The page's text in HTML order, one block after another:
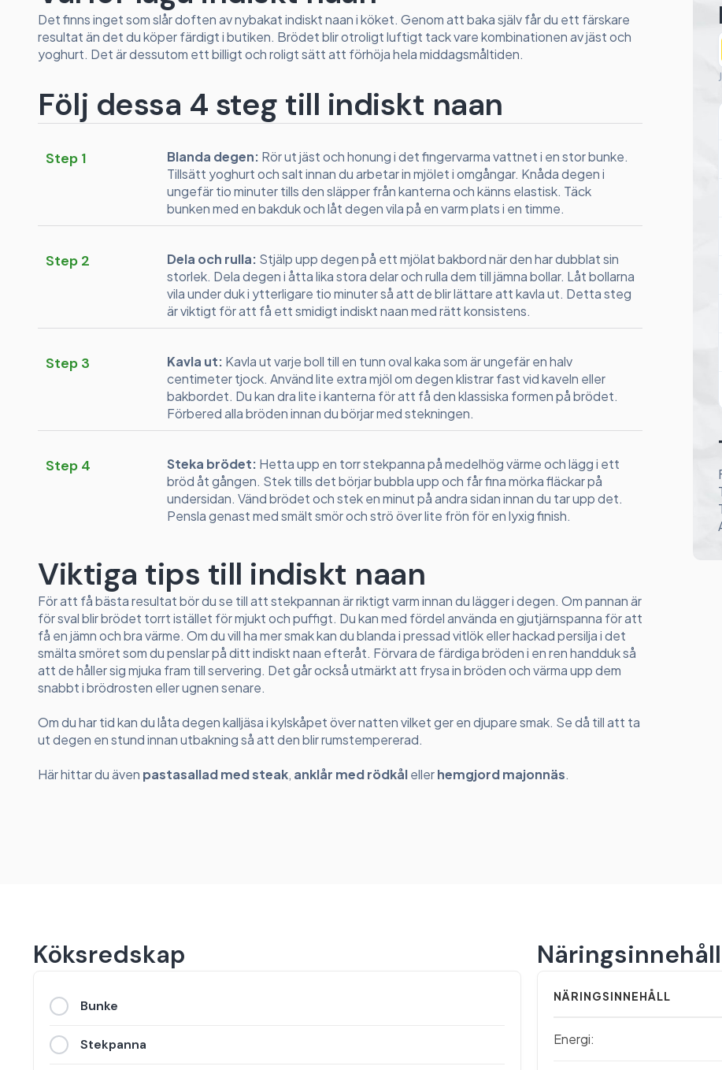
Det finns inget som slår doften av nybakat indiskt naan i köket. Genom att baka själv får du ett färskare
resultat än det du köper färdigt i butiken. Brödet blir otroligt luftigt tack vare kombinationen av jäst och
yoghurt. Det är dessutom ett billigt och roligt sätt att förhöja hela middagsmåltiden.
Följ dessa 4 steg till indiskt naan
Step 1 Blanda degen: Rör ut jäst och honung i det fingervarma vattnet i en stor bunke.
Tillsätt yoghurt och salt innan du arbetar in mjölet i omgångar. Knåda degen i
ungefär tio minuter tills den släpper från kanterna och känns elastisk. Täck
bunken med en bakduk och låt degen vila på en varm plats i en timme.
Step 2 Dela och rulla: Stjälp upp degen på ett mjölat bakbord när den har dubblat sin
storlek. Dela degen i åtta lika stora delar och rulla dem till jämna bollar. Låt bollarna
vila under duk i ytterligare tio minuter så att de blir lättare att kavla ut. Detta steg
är viktigt för att få ett smidigt indiskt naan med rätt konsistens.
Step 3 Kavla ut: Kavla ut varje boll till en tunn oval kaka som är ungefär en halv
centimeter tjock. Använd lite extra mjöl om degen klistrar fast vid kaveln eller
bakbordet. Du kan dra lite i kanterna för att få den klassiska formen på brödet.
Förbered alla bröden innan du börjar med stekningen.
Step 4 Steka brödet: Hetta upp en torr stekpanna på medelhög värme och lägg i ett
bröd åt gången. Stek tills det börjar bubbla upp och får fina mörka fläckar på
undersidan. Vänd brödet och stek en minut på andra sidan innan du tar upp det.
Pensla genast med smält smör och strö över lite frön för en lyxig finish.
Viktiga tips till indiskt naan
För att få bästa resultat bör du se till att stekpannan är riktigt varm innan du lägger i degen. Om pannan är
för sval blir brödet torrt istället för mjukt och puffigt. Du kan med fördel använda en gjutjärnspanna för att
få en jämn och bra värme. Om du vill ha mer smak kan du blanda i pressad vitlök eller hackad persilja i det
smälta smöret som du penslar på ditt indiskt naan efteråt. Förvara de färdiga bröden i en ren handduk så
att de håller sig mjuka fram till servering. Det går också utmärkt att frysa in bröden och värma upp dem
snabbt i brödrosten eller ugnen senare.
Om du har tid kan du låta degen kalljäsa i kylskåpet över natten vilket ger en djupare smak. Se då till att ta
ut degen en stund innan utbakning så att den blir rumstempererad.
Här hittar du även pastasallad med steak, anklår med rödkålellerhemgjord majonnäs.
Köksredskap
Bunke
Stekpanna
Näringsinnehåll
NÄRINGSINNEHÅLL
Energi: